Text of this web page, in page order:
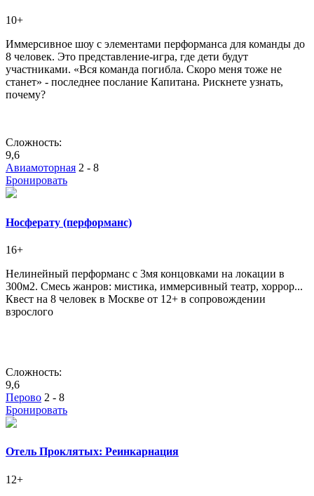
10+
Иммерсивное шоу с элементами перформанса для команды до
8 человек. Это представление-игра, где дети будут
участниками. «Вся команда погибла. Скоро меня тоже не
станет» - последнее послание Капитана. Рискнете узнать,
почему?
Сложность:
9,6
Авиамоторная 2 - 8
Бронировать
Носферату (перформанс)
16+
Нелинейный перформанс с 3мя концовками на локации в
300м2. Смесь жанров: мистика, иммерсивный театр, хоррор...
Квест на 8 человек в Москве от 12+ в сопровождении
взрослого
Сложность:
9,6
Перово 2 - 8
Бронировать
Отель Проклятых: Реинкарнация
12+